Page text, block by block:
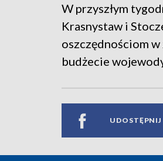
W przyszłym
Krasnystaw i
oszczędnościom
budżecie